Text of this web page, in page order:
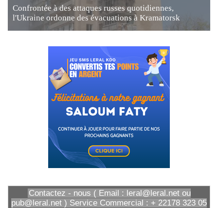
Confrontée à des attaques russes quotidiennes,
l'Ukraine ordonne des évacuations à Kramatorsk
Contactez - nous ( Email : leral@leral.net ou
pub@leral.net ) Service Commercial : + 22178 323 05